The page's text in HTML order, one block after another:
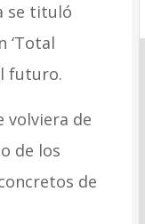
se tituló
‘Total
futuro.
volviera de
de los
de